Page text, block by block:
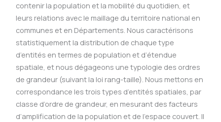
contenir la population et la mobilité du quotidien, et
leurs relations avec le maillage du territoire national en
communes et en Départements. Nous caractérisons
statistiquement la distribution de chaque type
d’entités en termes de population et d’étendue
spatiale, et nous dégageons une typologie des ordres
de grandeur (suivant la loi rang-taille). Nous mettons en
correspondance les trois types d’entités spatiales, par
classe d’ordre de grandeur, en mesurant des facteurs
d’amplification de la population et de l’espace couvert. Il